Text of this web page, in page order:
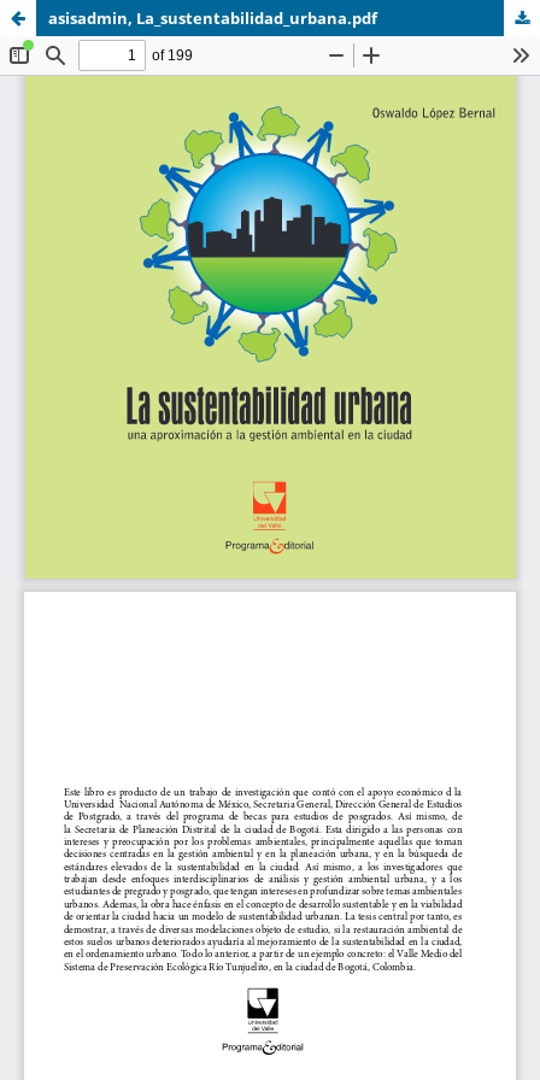
asisadmin, La_sustentabilidad_urbana.pdf